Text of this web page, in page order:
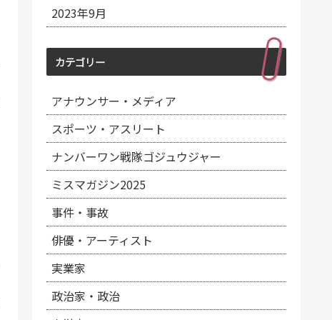
2023年9月
カテゴリー
アナウンサー・メディア
スポーツ・アスリート
ナンバーワン戦隊ゴジュウジャー
ミスマガジン2025
事件・事故
俳優・アーティスト
実業家
政治家・政治